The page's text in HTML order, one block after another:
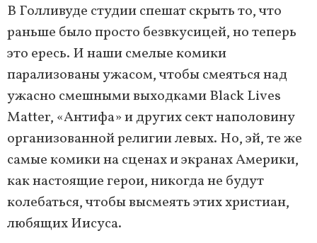
В Голливуде студии спешат скрыть то, что
раньше было просто безвкусицей, но теперь
это ересь. И наши смелые комики
парализованы ужасом, чтобы смеяться над
ужасно смешными выходками Black Lives
Matter, «Антифа» и других сект наполовину
организованной религии левых. Но, эй, те же
самые комики на сценах и экранах Америки,
как настоящие герои, никогда не будут
колебаться, чтобы высмеять этих христиан,
любящих Иисуса.